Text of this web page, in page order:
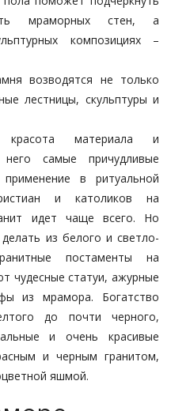
мраморных стен, а
композициях –
возводятся не только
лестницы, скульптуры и
красота материала и
самые причудливые
в ритуальной
и католиков на
идет чаще всего. Но
из белого и светло-
постаменты на
чудесные статуи, ажурные
из мрамора. Богатство
до почти черного,
и очень красивые
и черным гранитом,
яшмой.